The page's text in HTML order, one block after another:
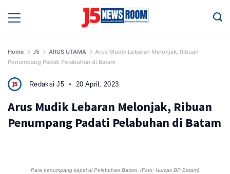
Home J5 ARUS UTAMA
Arus Mudik Lebaran Melonjak, Ribuan
Penumpang Padati Pelabuhan di Batam
Redaksi J5 20 April, 2023
Arus Mudik Lebaran Melonjak, Ribuan
Penumpang Padati Pelabuhan di Batam
Para penumpang kapal di Pelabuhan Batam. (Foto: Humas BP Batam)